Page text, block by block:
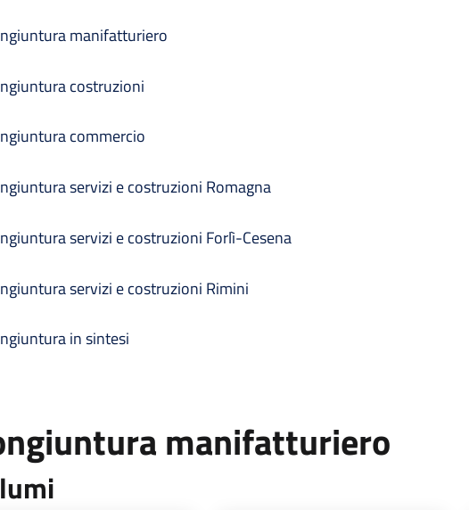
manifatturiero
costruzioni
commercio
servizi e costruzioni Romagna
servizi e costruzioni Forlì-Cesena
servizi e costruzioni Rimini
in sintesi
manifatturiero